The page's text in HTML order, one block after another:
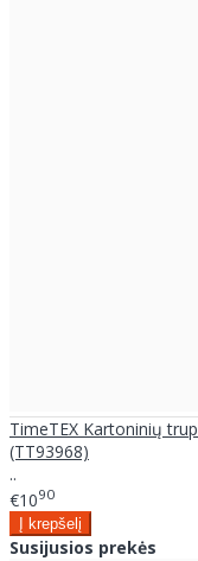
TimeTEX Kartoninių
(TT93968)
..
€1090
Susijusios prekės